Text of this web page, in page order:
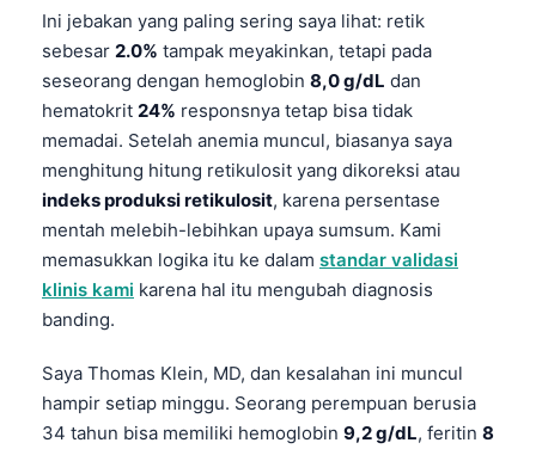
Ini jebakan yang paling sering saya lihat: retik
sebesar 2.0% tampak meyakinkan, tetapi pada
seseorang dengan hemoglobin 8,0 g/dL dan
hematokrit 24% responsnya tetap bisa tidak
memadai. Setelah anemia muncul, biasanya saya
menghitung hitung retikulosit yang dikoreksi atau
indeks produksi retikulosit, karena persentase
mentah melebih-lebihkan upaya sumsum. Kami
memasukkan logika itu ke dalam standar validasi
klinis kami karena hal itu mengubah diagnosis
banding.
Saya Thomas Klein, MD, dan kesalahan ini muncul
hampir setiap minggu. Seorang perempuan berusia
34 tahun bisa memiliki hemoglobin 9,2 g/dL, feritin 8